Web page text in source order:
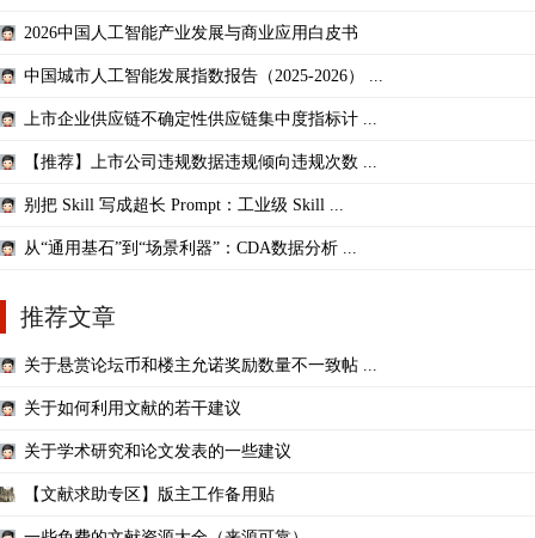
2026中国人工智能产业发展与商业应用白皮书
中国城市人工智能发展指数报告（2025-2026） ...
上市企业供应链不确定性供应链集中度指标计 ...
【推荐】上市公司违规数据违规倾向违规次数 ...
别把 Skill 写成超长 Prompt：工业级 Skill ...
从“通用基石”到“场景利器”：CDA数据分析 ...
推荐文章
关于悬赏论坛币和楼主允诺奖励数量不一致帖 ...
关于如何利用文献的若干建议
关于学术研究和论文发表的一些建议
【文献求助专区】版主工作备用贴